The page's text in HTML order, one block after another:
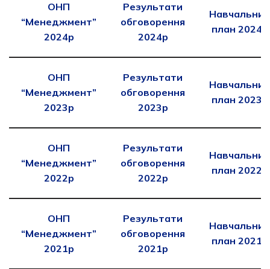
ОНП
“Менеджмент”
2024р
Результати
обговорення
2024р
Навчальний
план 2024р
ОНП
“Менеджмент”
2023р
Результати
обговорення
2023р
Навчальний
план 2023р
ОНП
“Менеджмент”
2022р
Результати
обговорення
2022р
Навчальний
план 2022р
ОНП
“Менеджмент”
2021р
Результати
обговорення
2021р
Навчальний
план 2021р